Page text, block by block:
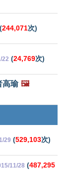
(244,071次)
22 (24,769次)
高瑜 🖼️
29 (529,103次)
11/28 (487,295